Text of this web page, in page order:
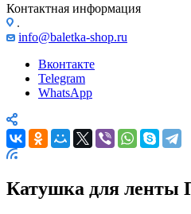
Контактная информация
.
info@baletka-shop.ru
Вконтакте
Telegram
WhatsApp
Катушка для ленты